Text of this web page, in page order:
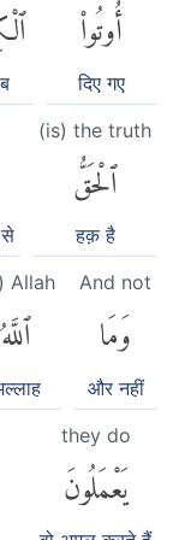
أُوتُوا۟
दिए गए
(is) the truth
ٱلْحَقُّ
हक़ है
And not
وَمَا
और नहीं
Allah
ٱللَّهُ
they do
يَعْمَلُونَ